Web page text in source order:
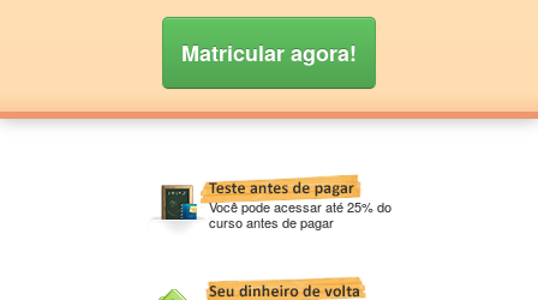
Matricular agora!
Você pode acessar até 25% do
curso antes de pagar